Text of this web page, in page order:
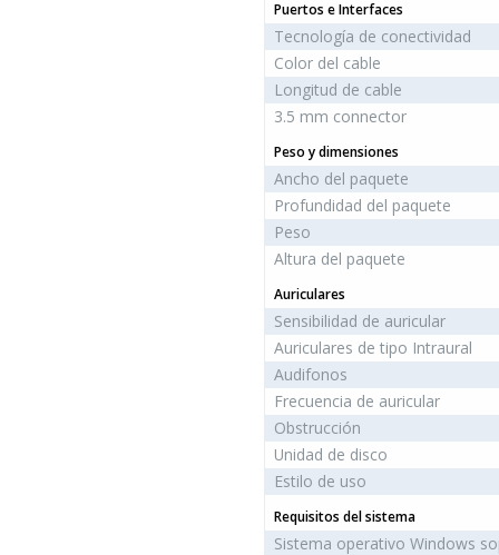
Puertos e Interfaces
Tecnología de conectividad
Color del cable
Longitud de cable
3.5 mm connector
Peso y dimensiones
Ancho del paquete
Profundidad del paquete
Peso
Altura del paquete
Auriculares
Sensibilidad de auricular
Auriculares de tipo Intraural
Audifonos
Frecuencia de auricular
Obstrucción
Unidad de disco
Estilo de uso
Requisitos del sistema
Sistema operativo Windows